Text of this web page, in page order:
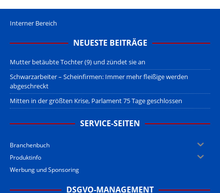
Interner Bereich
NEUESTE BEITRÄGE
Mutter betäubte Tochter (9) und zündet sie an
Schwarzarbeiter – Scheinfirmen: Immer mehr fleißige werden
abgeschreckt
Mitten in der größten Krise, Parlament 75 Tage geschlossen
SERVICE-SEITEN
Branchenbuch
Produktinfo
Werbung und Sponsoring
DSGVO-MANAGEMENT